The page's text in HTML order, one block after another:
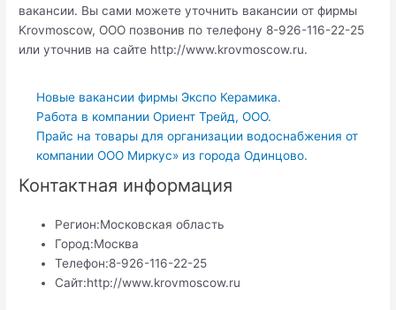
вакансии. Вы сами можете уточнить вакансии от фирмы
Krovmoscow, ООО позвонив по телефону 8-926-116-22-25
или уточнив на сайте http://www.krovmoscow.ru.
Новые вакансии фирмы Экспо Керамика.
Работа в компании Ориент Трейд, ООО.
Прайс на товары для организации водоснабжения от
компании ООО Миркус» из города Одинцово.
Контактная информация
Регион:Московская область
Город:Москва
Телефон:8-926-116-22-25
Сайт:http://www.krovmoscow.ru